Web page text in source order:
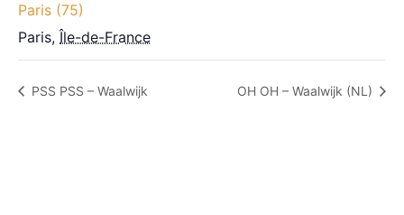
Paris (75)
Paris, Île-de-France
PSS PSS – Waalwijk OH OH – Waalwijk (NL)